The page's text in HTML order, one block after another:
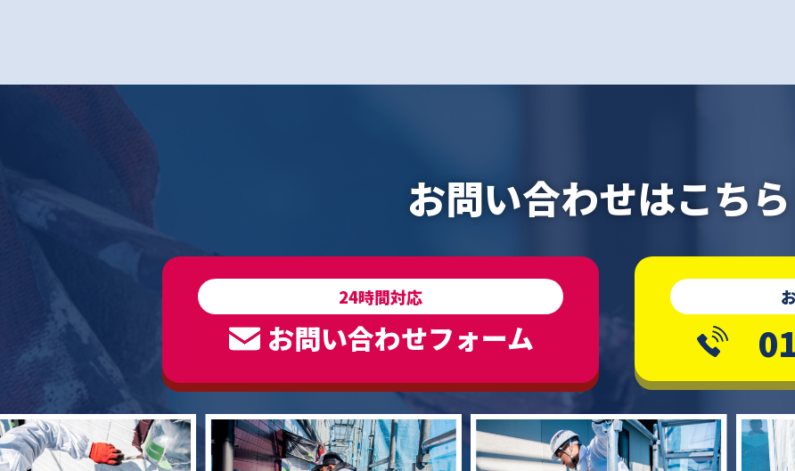
お問い合わせはこちら
24時間対応
お問い合わせフォーム